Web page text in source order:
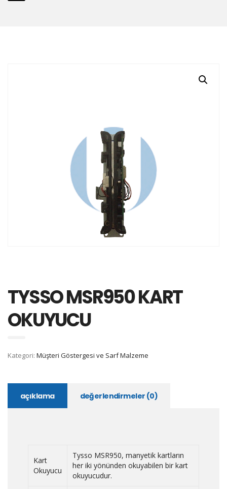
TYSSO MSR950 KART
OKUYUCU
Kategori: Müşteri Göstergesi ve Sarf Malzeme
açıklama değerlendirmeler (0)
Kart
Okuyucu
Tysso MSR950, manyetik kartların
her iki yönünden okuyabilen bir kart
okuyucudur.